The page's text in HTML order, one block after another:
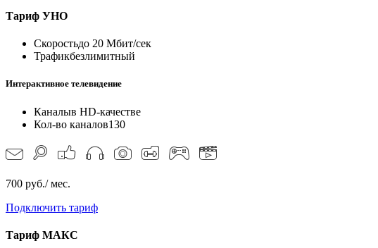
Тариф УНО
Скоростьдо 20 Мбит/сек
Трафикбезлимитный
Интерактивное телевидение
Каналыв HD-качестве
Кол-во каналов130
700 руб./ мес.
Подключить тариф
Тариф МАКС